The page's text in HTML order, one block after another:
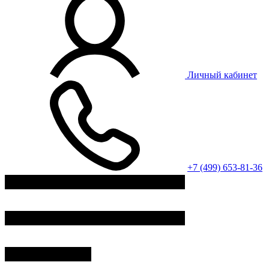
Личный кабинет
+7 (499) 653-81-36